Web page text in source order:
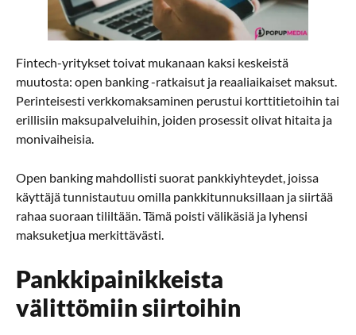
Fintech-yritykset toivat mukanaan kaksi keskeistä
muutosta: open banking -ratkaisut ja reaaliaikaiset maksut.
Perinteisesti verkkomaksaminen perustui korttitietoihin tai
erillisiin maksupalveluihin, joiden prosessit olivat hitaita ja
monivaiheisia.
Open banking mahdollisti suorat pankkiyhteydet, joissa
käyttäjä tunnistautuu omilla pankkitunnuksillaan ja siirtää
rahaa suoraan tililtään. Tämä poisti välikäsiä ja lyhensi
maksuketjua merkittävästi.
Pankkipainikkeista
välittömiin siirtoihin